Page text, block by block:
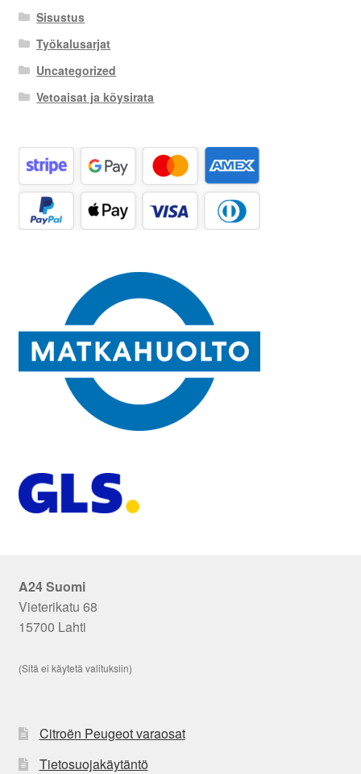
Sisustus
Työkalusarjat
Uncategorized
Vetoaisat ja köysirata
A24 Suomi
Vieterikatu 68
15700 Lahti
(Sitä ei käytetä valituksiin)
Citroën Peugeot varaosat
Tietosuojakäytäntö